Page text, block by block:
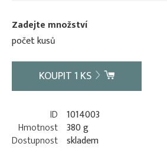
Zadejte množství
počet kusů
KOUPIT1 KS
ID 1014003
Hmotnost 380 g
Dostupnost skladem